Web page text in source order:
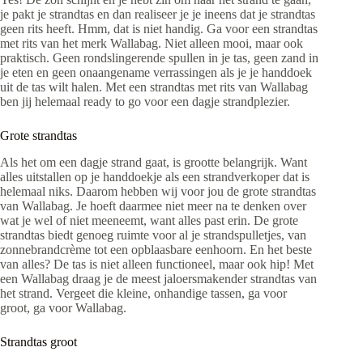
je pakt je strandtas en dan realiseer je je ineens dat je strandtas
geen rits heeft. Hmm, dat is niet handig. Ga voor een strandtas
met rits van het merk Wallabag. Niet alleen mooi, maar ook
praktisch. Geen rondslingerende spullen in je tas, geen zand in
je eten en geen onaangename verrassingen als je je handdoek
uit de tas wilt halen. Met een strandtas met rits van Wallabag
ben jij helemaal ready to go voor een dagje strandplezier.
Grote strandtas
Als het om een dagje strand gaat, is grootte belangrijk. Want
alles uitstallen op je handdoekje als een strandverkoper dat is
helemaal niks. Daarom hebben wij voor jou de grote strandtas
van Wallabag. Je hoeft daarmee niet meer na te denken over
wat je wel of niet meeneemt, want alles past erin. De grote
strandtas biedt genoeg ruimte voor al je strandspulletjes, van
zonnebrandcrème tot een opblaasbare eenhoorn. En het beste
van alles? De tas is niet alleen functioneel, maar ook hip! Met
een Wallabag draag je de meest jaloersmakender strandtas van
het strand. Vergeet die kleine, onhandige tassen, ga voor
groot, ga voor Wallabag.
Strandtas groot